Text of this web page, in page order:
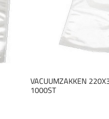
VACUUMZAKKEN
1000ST